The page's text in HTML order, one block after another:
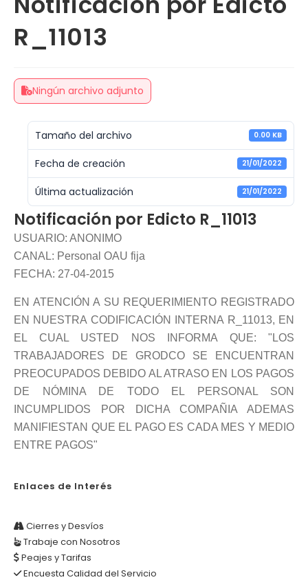
R_11013
Ningún archivo adjunto
Tamaño del archivo 0.00 KB
Fecha de creación 21/01/2022
Última actualización 21/01/2022
Notificación por Edicto R_11013
USUARIO: ANONIMO
CANAL: Personal OAU fija
FECHA: 27-04-2015
EN ATENCIÓN A SU REQUERIMIENTO REGISTRADO
EN NUESTRA CODIFICACIÓN INTERNA R_11013, EN
EL CUAL USTED NOS INFORMA QUE: "LOS
TRABAJADORES DE GRODCO SE ENCUENTRAN
PREOCUPADOS DEBIDO AL ATRASO EN LOS PAGOS
DE NÓMINA DE TODO EL PERSONAL SON
INCUMPLIDOS POR DICHA COMPAÑIA ADEMAS
MANIFIESTAN QUE EL PAGO ES CADA MES Y MEDIO
ENTRE PAGOS"
Enlaces de Interés
Cierres y Desvíos
Trabaje con Nosotros
Peajes y Tarifas
Encuesta Calidad del Servicio